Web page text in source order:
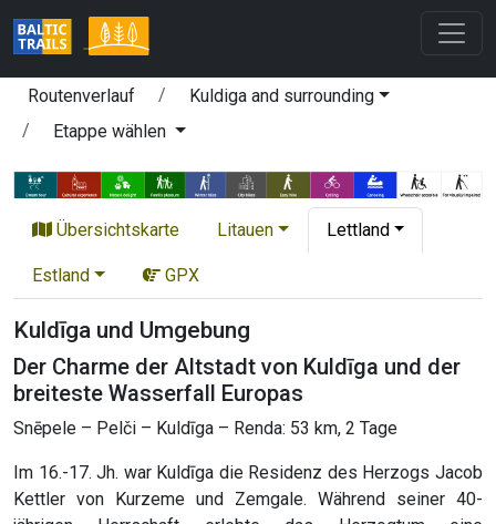
Routenverlauf
Kuldiga and surrounding
Etappe wählen
Übersichtskarte Litauen Lettland
Estland GPX
Kuldīga und Umgebung
Der Charme der Altstadt von Kuldīga und der
breiteste Wasserfall Europas
Snēpele – Pelči – Kuldīga – Renda: 53 km, 2 Tage
Im 16.-17. Jh. war Kuldīga die Residenz des Herzogs Jacob
Kettler von Kurzeme und Zemgale. Während seiner 40-